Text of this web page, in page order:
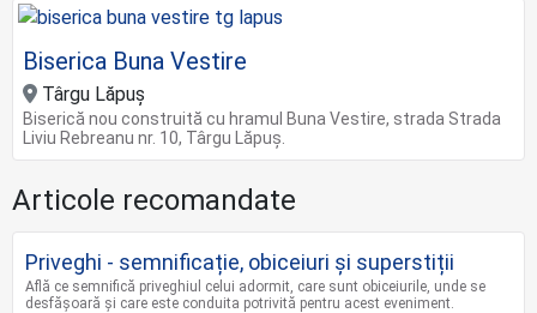
Biserica Buna Vestire
Târgu Lăpuș
Biserică nou construită cu hramul Buna Vestire, strada Strada
Liviu Rebreanu nr. 10, Târgu Lăpuş.
Articole recomandate
Priveghi - semnificație, obiceiuri și superstiții
Află ce semnifică priveghiul celui adormit, care sunt obiceiurile, unde se
desfășoară și care este conduita potrivită pentru acest eveniment.